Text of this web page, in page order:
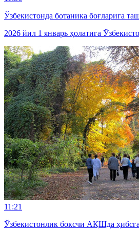
Ўзбекистонда ботаника боғларига
2026 йил 1 январь ҳолатига
11:21
Ўзбекистонлик боксчи АҚШда